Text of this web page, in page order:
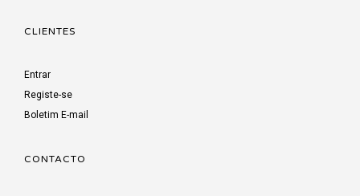
CLIENTES
Entrar
Registe-se
Boletim E-mail
CONTACTO